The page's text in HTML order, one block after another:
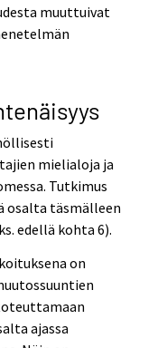
muuttuivat
mielialoja ja
Tutkimus
osalta täsmälleen
edellä kohta 6).
on
ajassa